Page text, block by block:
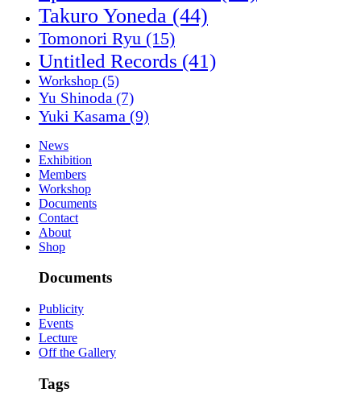
Takuro Yoneda (44)
Tomonori Ryu (15)
Untitled Records (41)
Workshop (5)
Yu Shinoda (7)
Yuki Kasama (9)
News
Exhibition
Members
Workshop
Documents
Contact
About
Shop
Documents
Publicity
Events
Lecture
Off the Gallery
Tags